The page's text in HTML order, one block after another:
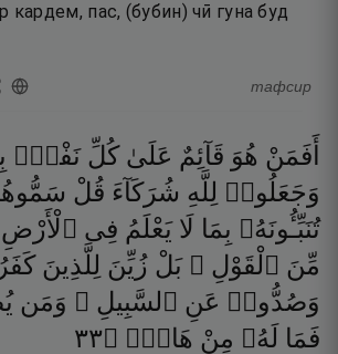
кардем, пас, (бубин) чӣ гуна буд
тафсир
أَفَمَنْ هُوَ قَآئِمٌ عَلَىٰ كُلِّ نَفْسٍۭ
وَجَعَلُوا۟ لِلَّهِ شُرَكَآءَ قُلْ
تُنَبِّـُٔونَهُۥ بِمَا لَا يَعْلَمُ فِى ٱلْأَرْضِ
مِّنَ ٱلْقَوْلِ ۗ بَلْ زُيِّنَ لِلَّذِينَ
وَصُدُّوا۟ عَنِ ٱلسَّبِيلِ ۗ وَمَن
فَمَا لَهُۥ مِنْ هَادٍۢ ۝٣٣